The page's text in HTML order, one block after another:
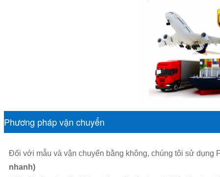
Phương pháp vận chuyển
Đối với mẫu và vận chuyển bằng không, chúng tôi sử dụng
nhanh)